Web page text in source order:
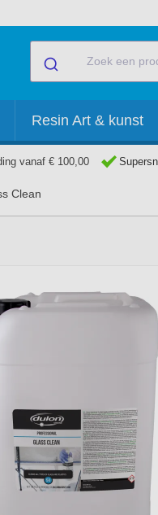
Resin Art & kunst
vanaf € 100,00
Clean